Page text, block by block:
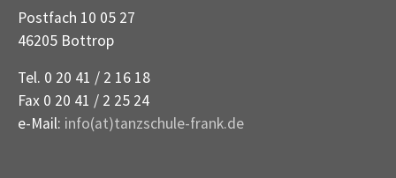
Postfach 10 05 27
46205 Bottrop
Tel. 0 20 41 / 2 16 18
Fax 0 20 41 / 2 25 24
e-Mail: info(at)tanzschule-frank.de